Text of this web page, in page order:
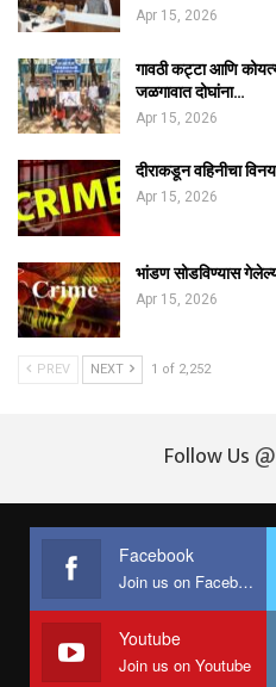
Apr 15, 2026
गावठी कट्टा आणि
जळगावात दोघांना…
Apr 15, 2026
दीराकडून वहिनीचा
Apr 15, 2026
भांडण सोडविण्यास
Apr 15, 2026
PREV NEXT 1 of 2,252
Follow Us
Facebook
Join us on Facebook
Youtube
Join us on Youtube